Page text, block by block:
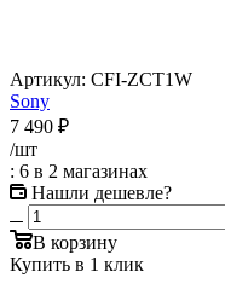
Артикул: CFI-ZCT1W
Sony
7 490 ₽
/шт
: 6 в 2 магазинах
Нашли дешевле?
В корзину
Купить в 1 клик